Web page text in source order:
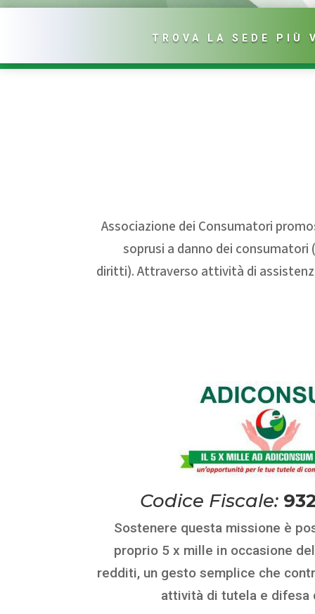
TROVA LA SEDE PIÙ
Associazione dei Consumatori
soprusi a danno dei
diritti). Attraverso attività di
Codice Fiscale:
Sostenere questa missione è
proprio 5 x mille in occasione
redditi, un gesto semplice che
attività di tutela e difesa